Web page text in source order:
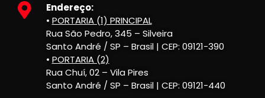
Endereço:
• PORTARIA (1) PRINCIPAL
Rua São Pedro, 345 – Silveira
Santo André / SP – Brasil | CEP: 09121-390
• PORTARIA (2)
Rua Chuí, 02 – Vila Pires
Santo André / SP – Brasil | CEP: 09121-440